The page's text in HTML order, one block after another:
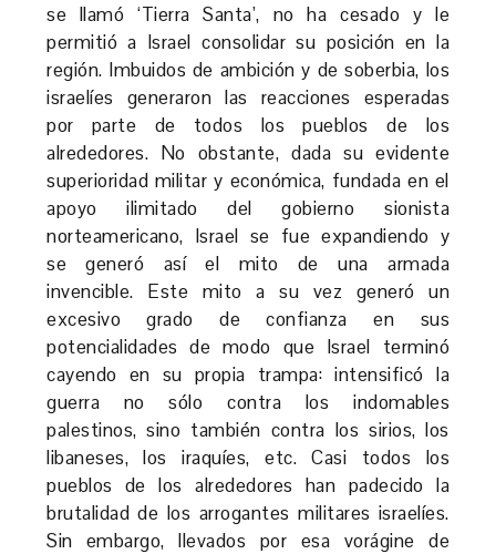
se llamó ‘Tierra Santa’, no ha cesado y le
permitió a Israel consolidar su posición en la
región. Imbuidos de ambición y de soberbia, los
israelíes generaron las reacciones esperadas
por parte de todos los pueblos de los
alrededores. No obstante, dada su evidente
superioridad militar y económica, fundada en el
apoyo ilimitado del gobierno sionista
norteamericano, Israel se fue expandiendo y
se generó así el mito de una armada
invencible. Este mito a su vez generó un
excesivo grado de confianza en sus
potencialidades de modo que Israel terminó
cayendo en su propia trampa: intensificó la
guerra no sólo contra los indomables
palestinos, sino también contra los sirios, los
libaneses, los iraquíes, etc. Casi todos los
pueblos de los alrededores han padecido la
brutalidad de los arrogantes militares israelíes.
Sin embargo, llevados por esa vorágine de